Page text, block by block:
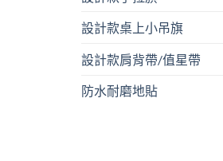
設計款桌上小吊旗
設計款肩背帶/值星帶
防水耐磨地貼